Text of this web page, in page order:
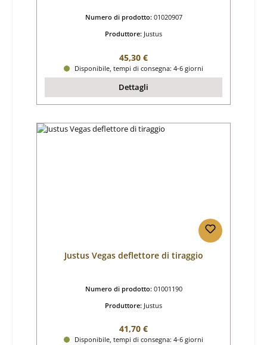
Numero di prodotto: 01020907
Produttore: Justus
Prezzo normale:
45,30 €
Disponibile, tempi di consegna: 4-6 giorni
Dettagli
Justus Vegas deflettore di tiraggio
Numero di prodotto: 01001190
Produttore: Justus
Prezzo normale:
41,70 €
Disponibile, tempi di consegna: 4-6 giorni